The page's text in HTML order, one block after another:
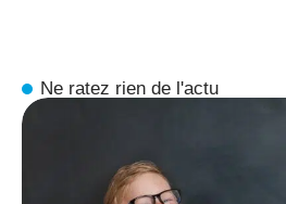
Ne ratez rien de l'actu